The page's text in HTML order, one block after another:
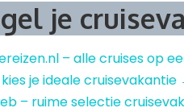
je
– alle cruises op
kies je ideale cruisevakantie
– ruime selectie